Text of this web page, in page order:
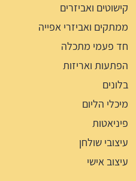
קישוטים ואביזרים
ממתקים ואביזרי אפייה
חד פעמי מתכלה
הפתעות ואריזות
בלונים
מיכלי הליום
פיניאטות
עיצובי שולחן
עיצוב אישי